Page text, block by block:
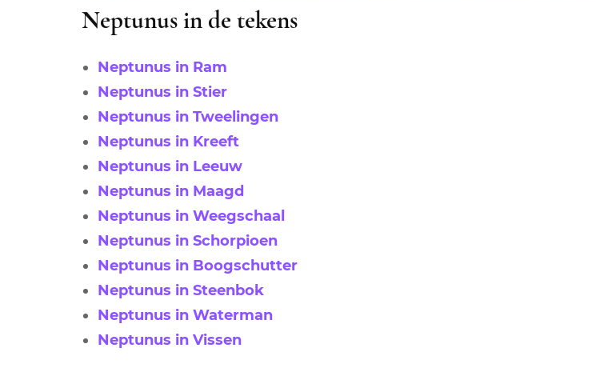
Neptunus in de tekens
Neptunus in Ram
Neptunus in Stier
Neptunus in Tweelingen
Neptunus in Kreeft
Neptunus in Leeuw
Neptunus in Maagd
Neptunus in Weegschaal
Neptunus in Schorpioen
Neptunus in Boogschutter
Neptunus in Steenbok
Neptunus in Waterman
Neptunus in Vissen